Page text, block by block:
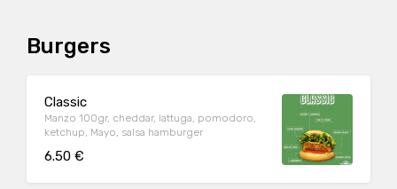
Burgers
Classic
Manzo 100gr, cheddar, lattuga, pomodoro,
ketchup, Mayo, salsa hamburger
6.50 €